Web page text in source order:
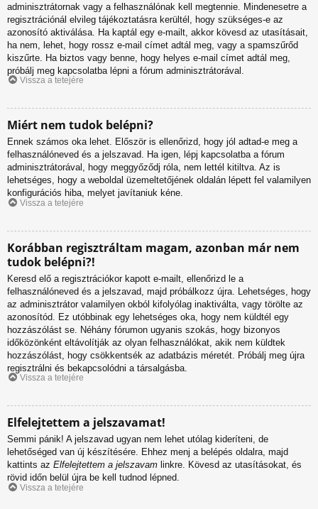
adminisztrátornak vagy a felhasználónak kell megtennie. Mindenesetre a
regisztrációnál elvileg tájékoztatásra kerültél, hogy szükséges-e az
azonosító aktiválása. Ha kaptál egy e-mailt, akkor kövesd az utasításait,
ha nem, lehet, hogy rossz e-mail címet adtál meg, vagy a spamszűrőd
kiszűrte. Ha biztos vagy benne, hogy helyes e-mail címet adtál meg,
próbálj meg kapcsolatba lépni a fórum adminisztrátorával.
Vissza a tetejére
Miért nem tudok belépni?
Ennek számos oka lehet. Először is ellenőrizd, hogy jól adtad-e meg a
felhasználóneved és a jelszavad. Ha igen, lépj kapcsolatba a fórum
adminisztrátorával, hogy meggyőződj róla, nem lettél kitiltva. Az is
lehetséges, hogy a weboldal üzemeltetőjének oldalán lépett fel valamilyen
konfigurációs hiba, melyet javítaniuk kéne.
Vissza a tetejére
Korábban regisztráltam magam, azonban már nem
tudok belépni?!
Keresd elő a regisztrációkor kapott e-mailt, ellenőrizd le a
felhasználóneved és a jelszavad, majd próbálkozz újra. Lehetséges, hogy
az adminisztrátor valamilyen okból kifolyólag inaktiválta, vagy törölte az
azonosítód. Ez utóbbinak egy lehetséges oka, hogy nem küldtél egy
hozzászólást se. Néhány fórumon ugyanis szokás, hogy bizonyos
időközönként eltávolítják az olyan felhasználókat, akik nem küldtek
hozzászólást, hogy csökkentsék az adatbázis méretét. Próbálj meg újra
regisztrálni és bekapcsolódni a társalgásba.
Vissza a tetejére
Elfelejtettem a jelszavamat!
Semmi pánik! A jelszavad ugyan nem lehet utólag kideríteni, de
lehetőséged van új készítésére. Ehhez menj a belépés oldalra, majd
kattints az Elfelejtettem a jelszavam linkre. Kövesd az utasításokat, és
rövid időn belül újra be kell tudnod lépned.
Vissza a tetejére